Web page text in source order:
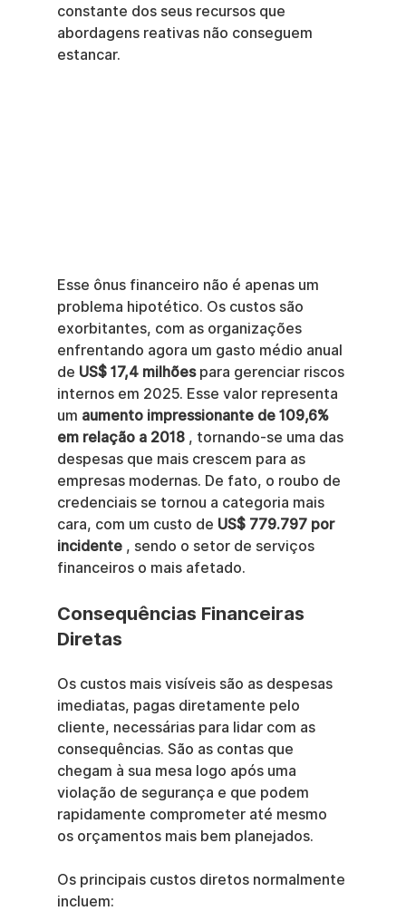
constante dos seus recursos que
abordagens reativas não conseguem
estancar.
Esse ônus financeiro não é apenas um
problema hipotético. Os custos são
exorbitantes, com as organizações
enfrentando agora um gasto médio anual
de US$ 17,4 milhões para gerenciar riscos
internos em 2025. Esse valor representa
um aumento impressionante de 109,6%
em relação a 2018 , tornando-se uma das
despesas que mais crescem para as
empresas modernas. De fato, o roubo de
credenciais se tornou a categoria mais
cara, com um custo de US$ 779.797 por
incidente , sendo o setor de serviços
financeiros o mais afetado.
Consequências Financeiras
Diretas
Os custos mais visíveis são as despesas
imediatas, pagas diretamente pelo
cliente, necessárias para lidar com as
consequências. São as contas que
chegam à sua mesa logo após uma
violação de segurança e que podem
rapidamente comprometer até mesmo
os orçamentos mais bem planejados.
Os principais custos diretos normalmente
incluem: